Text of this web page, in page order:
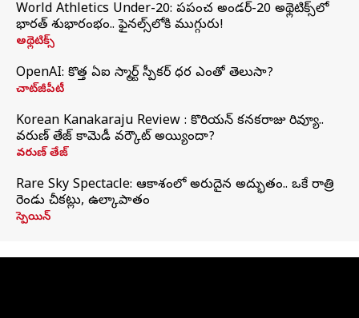
World Athletics Under-20: ప్రపంచ అండర్-20 అథ్లెటిక్స్‌లో
భారత్‌ శుభారంభం.. ఫైనల్స్‌లోకి ముగ్గురు!
అథ్లెటిక్స్
OpenAI: కొత్త ఏఐ స్మార్ట్ స్పీకర్ ధర ఎంతో తెలుసా?
చాట్‌జీపీటీ
Korean Kanakaraju Review : కొరియన్ కనకరాజు రివ్యూ..
వరుణ్ తేజ్ కామెడీ వర్కౌట్ అయ్యిందా?
వరుణ్ తేజ్
Rare Sky Spectacle: ఆకాశంలో అరుదైన అద్భుతం.. ఒకే రాత్రి
రెండు చీకట్లు, ఉల్కాపాతం
స్పెయిన్